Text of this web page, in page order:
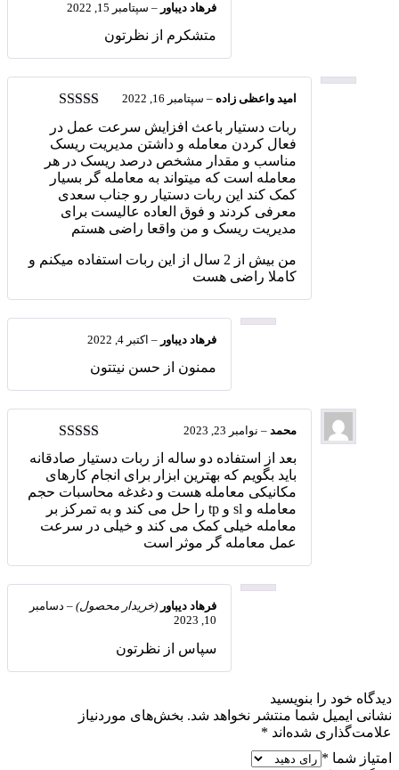
فرهاد دیباور – سپتامبر 15, 2022
متشکرم از نظرتون
امتیاز
امید واعظی زاده – سپتامبر 16, 2022
ربات دستیار باعث افزایش سرعت عمل در
فعال کردن معامله و داشتن مدیریت ریسک
مناسب و مقدار مشخص درصد ریسک در هر
معامله است که میتواند به معامله گر بسیار
کمک کند این ربات دستیار رو جناب سعدی
معرفی کردند و فوق العاده عالیست برای
مدیریت ریسک و من واقعا راضی هستم
من بیش از 2 سال از این ربات استفاده میکنم و
کاملا راضی هست
فرهاد دیباور – اکتبر 4, 2022
ممنون از حسن نیتتون
امتیاز 5 از 5
محمد – نوامبر 23, 2023
بعد از استفاده دو ساله از ربات دستیار صادقانه
باید بگویم که بهترین ابزار برای انجام کارهای
مکانیکی معامله هست و دغدغه محاسبات حجم
معامله و sl و tp را حل می کند و به تمرکز بر
معامله خیلی کمک می کند و خیلی در سرعت
عمل معامله گر موثر است
فرهاد دیباور (خریدار محصول) – دسامبر
10, 2023
سپاس از نظرتون
دیدگاه خود را بنویسید
نشانی ایمیل شما منتشر نخواهد شد. بخش‌های موردنیاز
علامت‌گذاری شده‌اند *
امتیاز شما *